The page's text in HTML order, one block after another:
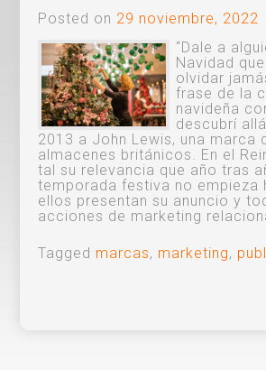
Posted on 29 noviembre, 2022
“Dale a
Navidad
olvidar
frase de la
navideña
descubrí
2013 a John Lewis, una marca
almacenes británicos. En el
tal su relevancia que año tras
temporada festiva no empieza
ellos presentan su anuncio y
acciones de marketing
Tagged marcas, marketing,